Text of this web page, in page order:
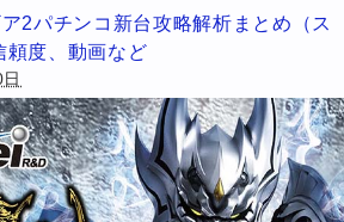
2パチンコ新台攻略解析まとめ（ス
頼度、動画など